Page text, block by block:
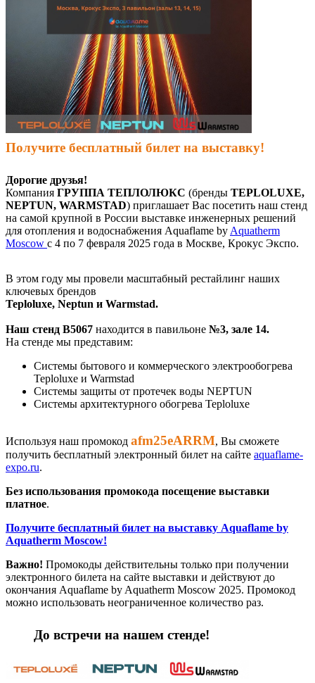
Получите бесплатный билет на выставку!
Дорогие друзья!
Компания ГРУППА ТЕПЛОЛЮКС (бренды TEPLOLUXE,
NEPTUN, WARMSTAD) приглашает Вас посетить наш стенд
на самой крупной в России выставке инженерных решений
для отопления и водоснабжения Aquaflame by Aquatherm
Moscow с 4 по 7 февраля 2025 года в Москве, Крокус Экспо.
В этом году мы провели масштабный рестайлинг наших
ключевых брендов
Teploluxe, Neptun и Warmstad.
Наш стенд B5067 находится в павильоне №3, зале 14.
На стенде мы представим:
Системы бытового и коммерческого электрообогрева
Teploluxe и Warmstad
Системы защиты от протечек воды NEPTUN
Системы архитектурного обогрева Teploluxe
Используя наш промокод afm25eARRM, Вы сможете
получить бесплатный электронный билет на сайте aquaflame-
expo.ru.
Без использования промокода посещение выставки
платное.
Получите бесплатный билет на выставку Aquaflame by
Aquatherm Moscow!
Важно! Промокоды действительны только при получении
электронного билета на сайте выставки и действуют до
окончания Aquaflame by Aquatherm Moscow 2025. Промокод
можно использовать неограниченное количество раз.
До встречи на нашем стенде!